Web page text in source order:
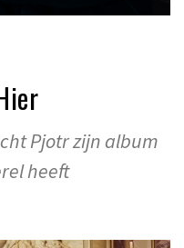
Pjotr zijn album
heeft